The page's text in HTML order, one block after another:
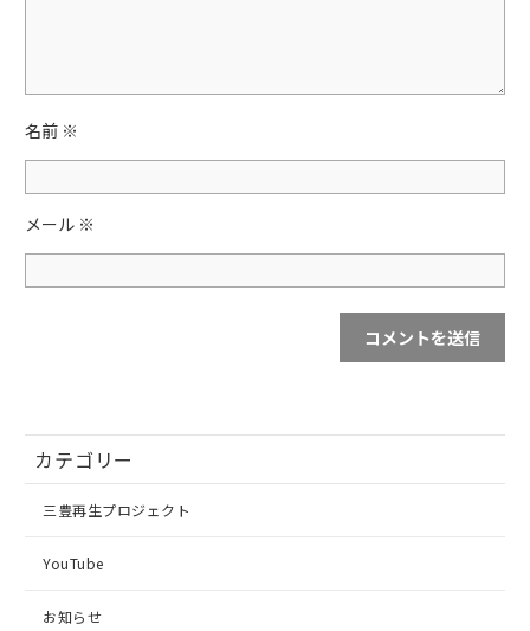
名前 ※
メール ※
カテゴリー
三豊再生プロジェクト
YouTube
お知らせ